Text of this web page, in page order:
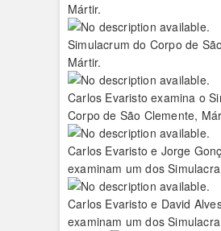
Mártir.
Simulacrum do Corpo de
Mártir.
Carlos Evaristo examina o
Corpo de São Clemente,
Carlos Evaristo e Jorge
examinam um dos
Carlos Evaristo e David
examinam um dos